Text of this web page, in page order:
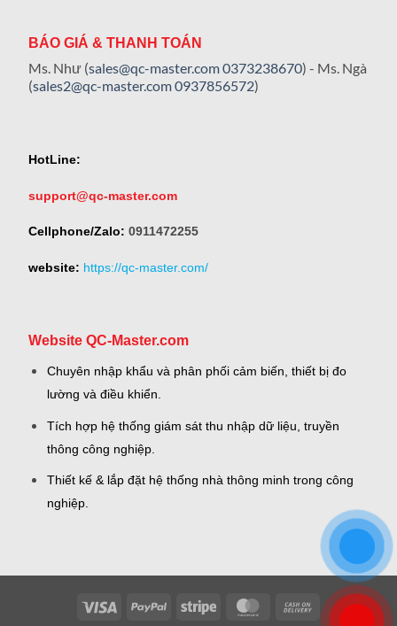
BÁO GIÁ & THANH TOÁN
Ms. Như (sales@qc-master.com0373238670) - Ms. Ngà
(sales2@qc-master.com0937856572)
HotLine:
support@qc-master.com
Cellphone/Zalo: 0911472255
website: https://qc-master.com/
Website QC-Master.com
Chuyên nhập khẩu và phân phối cảm biến, thiết bị đo
lường và điều khiển.
Tích hợp hệ thống giám sát thu nhập dữ liệu, truyền
thông công nghiệp.
Thiết kế & lắp đặt hệ thống nhà thông minh trong công
nghiệp.
Visa PayPal Stripe MasterCardCash